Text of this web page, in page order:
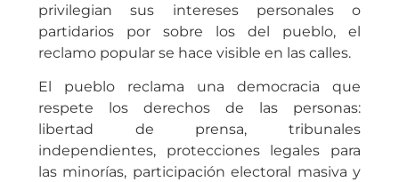
privilegian sus intereses personales o
partidarios por sobre los del pueblo, el
reclamo popular se hace visible en las calles.
El pueblo reclama una democracia que
respete los derechos de las personas:
libertad de prensa, tribunales
independientes, protecciones legales para
las minorías, participación electoral masiva y